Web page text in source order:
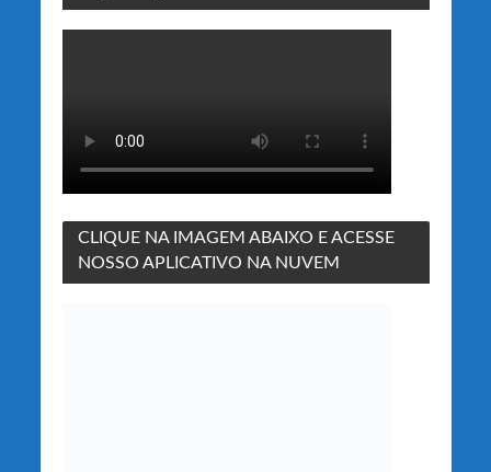
CLIQUE NA IMAGEM ABAIXO E ACESSE
NOSSO APLICATIVO NA NUVEM